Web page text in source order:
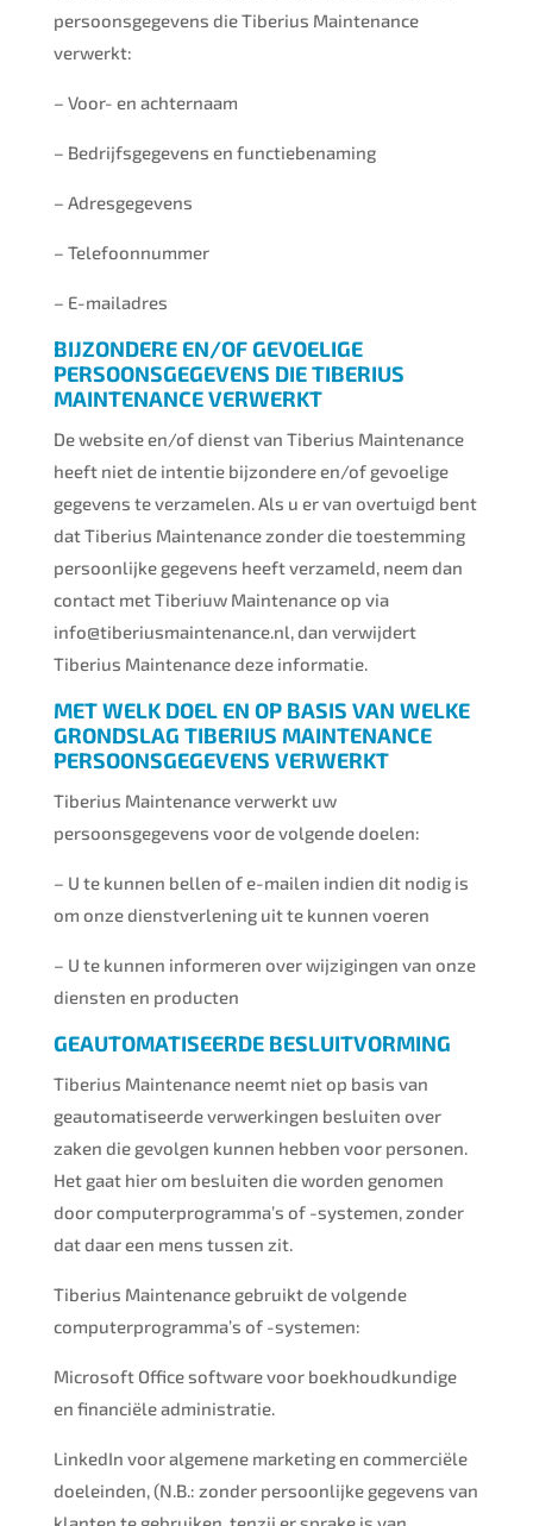
persoonsgegevens die Tiberius Maintenance
verwerkt:
– Voor- en achternaam
– Bedrijfsgegevens en functiebenaming
– Adresgegevens
– Telefoonnummer
– E-mailadres
BIJZONDERE EN/OF GEVOELIGE
PERSOONSGEGEVENS DIE TIBERIUS
MAINTENANCE VERWERKT
De website en/of dienst van Tiberius Maintenance
heeft niet de intentie bijzondere en/of gevoelige
gegevens te verzamelen. Als u er van overtuigd bent
dat Tiberius Maintenance zonder die toestemming
persoonlijke gegevens heeft verzameld, neem dan
contact met Tiberiuw Maintenance op via
info@tiberiusmaintenance.nl, dan verwijdert
Tiberius Maintenance deze informatie.
MET WELK DOEL EN OP BASIS VAN WELKE
GRONDSLAG TIBERIUS MAINTENANCE
PERSOONSGEGEVENS VERWERKT
Tiberius Maintenance verwerkt uw
persoonsgegevens voor de volgende doelen:
– U te kunnen bellen of e-mailen indien dit nodig is
om onze dienstverlening uit te kunnen voeren
– U te kunnen informeren over wijzigingen van onze
diensten en producten
GEAUTOMATISEERDE BESLUITVORMING
Tiberius Maintenance neemt niet op basis van
geautomatiseerde verwerkingen besluiten over
zaken die gevolgen kunnen hebben voor personen.
Het gaat hier om besluiten die worden genomen
door computerprogramma’s of -systemen, zonder
dat daar een mens tussen zit.
Tiberius Maintenance gebruikt de volgende
computerprogramma’s of -systemen:
Microsoft Office software voor boekhoudkundige
en financiële administratie.
LinkedIn voor algemene marketing en commerciële
doeleinden, (N.B.: zonder persoonlijke gegevens van